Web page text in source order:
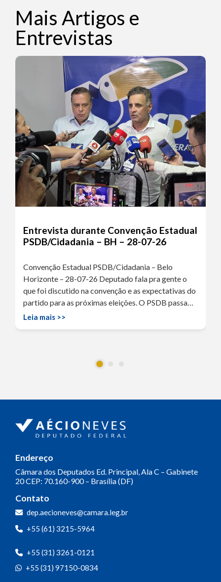
Mais Artigos e
Entrevistas
Entrevista durante Convenção Estadual
PSDB/Cidadania – BH – 28-07-26
Convenção Estadual PSDB/Cidadania – Belo
Horizonte – 28-07-26 Deputado fala pra gente o
que foi discutido na convenção e as expectativas do
partido para as próximas eleições. O PSDB passa…
Leia mais >>
Endereço
Câmara dos Deputados Ed. Principal, Ala C – Gabinete
20CEP: 70.160-900 – Brasília (DF)
Contato
dep.aecioneves@camara.leg.br
+55 (61) 3215-5964
+55 (31) 3261-0121
+55 (31) 97150-0834